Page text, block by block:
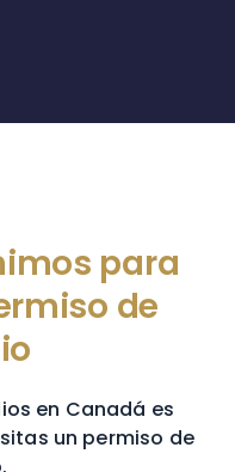
para
de
en Canadá es
un permiso de